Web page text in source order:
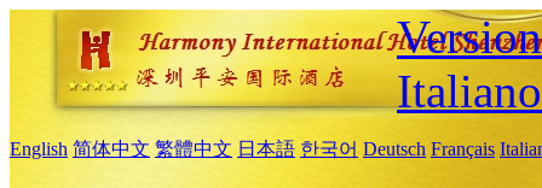
Italiano
English 简体中文 繁體中文 日本語 한국어 Deutsch Français